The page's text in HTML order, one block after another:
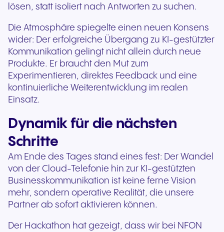
lösen, statt isoliert nach Antworten zu suchen.
Die Atmosphäre spiegelte einen neuen Konsens
wider: Der erfolgreiche Übergang zu KI-gestützter
Kommunikation gelingt nicht allein durch neue
Produkte. Er braucht den Mut zum
Experimentieren, direktes Feedback und eine
kontinuierliche Weiterentwicklung im realen
Einsatz.
Dynamik für die nächsten
Schritte
Am Ende des Tages stand eines fest: Der Wandel
von der Cloud-Telefonie hin zur KI-gestützten
Businesskommunikation ist keine ferne Vision
mehr, sondern operative Realität, die unsere
Partner ab sofort aktivieren können.
Der Hackathon hat gezeigt, dass wir bei NFON